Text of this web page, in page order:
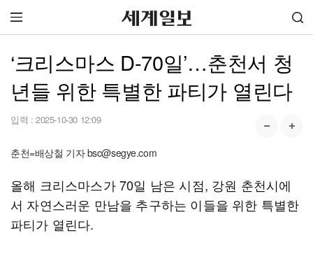
‘크리스마스 D-70일’…춘천서 청
년들 위한 특별한 파티가 열린다
입력 : 2025-10-30 12:09
춘천=배상철 기자 bsc@segye.com
올해 크리스마스가 70일 남은 시점, 강원 춘천시에
서 자연스러운 만남을 추구하는 이들을 위한 특별한
파티가 열린다.